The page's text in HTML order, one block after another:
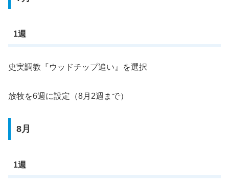
1週
史実調教『ウッドチップ追い』を選択
放牧を6週に設定（8月2週まで）
8月
1週